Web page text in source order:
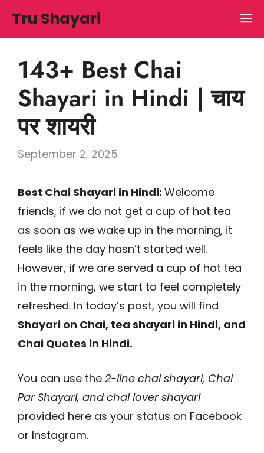
Tru Shayari
143+ Best Chai
Shayari in Hindi | चाय
पर शायरी
September 2, 2025
Best Chai Shayari in Hindi: Welcome
friends, if we do not get a cup of hot tea
as soon as we wake up in the morning, it
feels like the day hasn’t started well.
However, if we are served a cup of hot tea
in the morning, we start to feel completely
refreshed. In today’s post, you will find
Shayari on Chai, tea shayari in Hindi, and
Chai Quotes in Hindi.
You can use the 2-line chai shayari, Chai
Par Shayari, and chai lover shayari
provided here as your status on Facebook
or Instagram.